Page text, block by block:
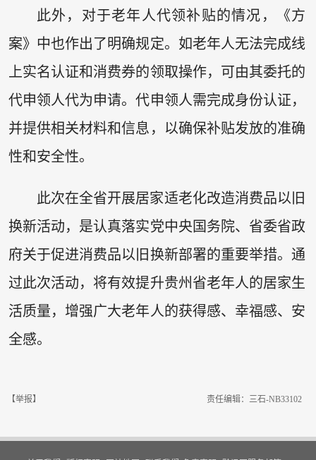
此外，对于老年人代领补贴的情况，《方
案》中也作出了明确规定。如老年人无法完成线
上实名认证和消费券的领取操作，可由其委托的
代申领人代为申请。代申领人需完成身份认证，
并提供相关材料和信息，以确保补贴发放的准确
性和安全性。
此次在全省开展居家适老化改造消费品以旧
换新活动，是认真落实党中央国务院、省委省政
府关于促进消费品以旧换新部署的重要举措。通
过此次活动，将有效提升贵州省老年人的居家生
活质量，增强广大老年人的获得感、幸福感、安
全感。
【举报】 责任编辑：三石-NB33102